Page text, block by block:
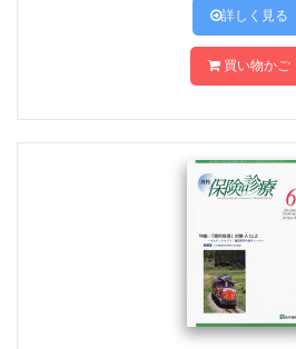
詳しく見る
買い物かご